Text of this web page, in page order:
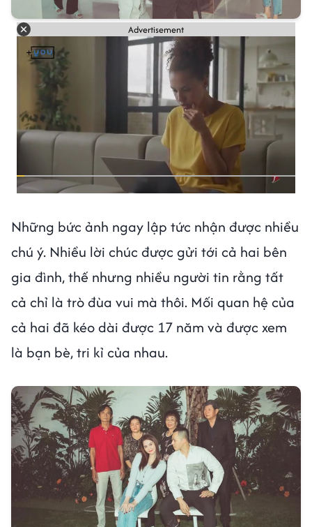
Advertisement
Những bức ảnh ngay lập tức nhận được nhiều
chú ý. Nhiều lời chúc được gửi tới cả hai bên
gia đình, thế nhưng nhiều người tin rằng tất
cả chỉ là trò đùa vui mà thôi. Mối quan hệ của
cả hai đã kéo dài được 17 năm và được xem
là bạn bè, tri kỉ của nhau.